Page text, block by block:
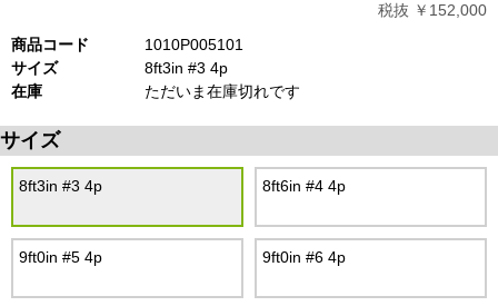
税抜 ￥152,000
商品コード
1010P005101
サイズ
8ft3in #3 4p
在庫
ただいま在庫切れです
サイズ
8ft3in #3 4p 8ft6in #4 4p
9ft0in #5 4p 9ft0in #6 4p